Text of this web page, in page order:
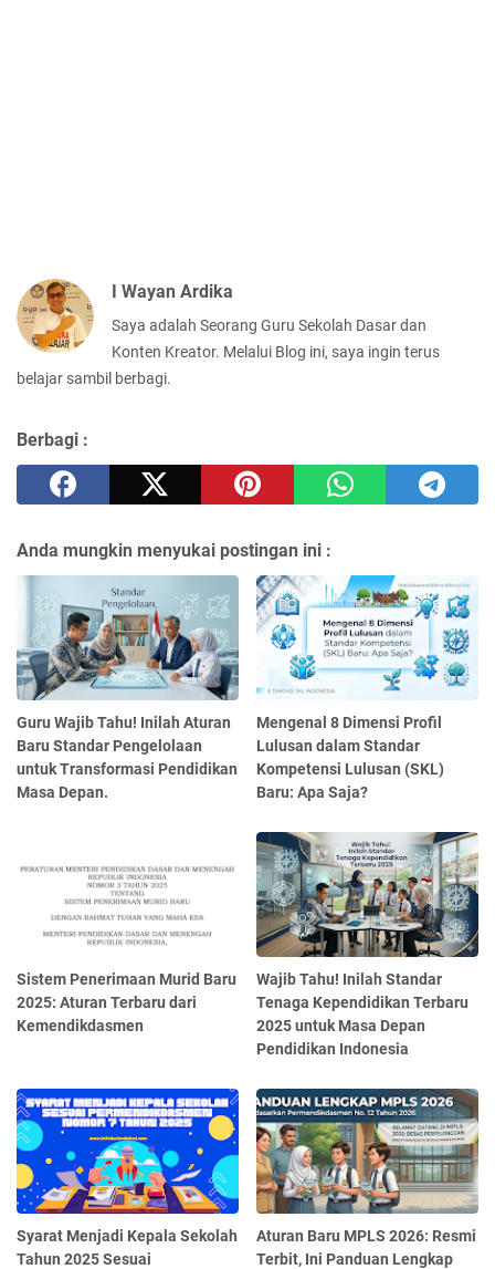
I Wayan Ardika
Saya adalah Seorang Guru Sekolah Dasar dan
Konten Kreator. Melalui Blog ini, saya ingin terus
belajar sambil berbagi.
Berbagi :
Anda mungkin menyukai postingan ini :
Guru Wajib Tahu! Inilah Aturan
Baru Standar Pengelolaan
untuk Transformasi Pendidikan
Masa Depan.
Mengenal 8 Dimensi Profil
Lulusan dalam Standar
Kompetensi Lulusan (SKL)
Baru: Apa Saja?
Sistem Penerimaan Murid Baru
2025: Aturan Terbaru dari
Kemendikdasmen
Wajib Tahu! Inilah Standar
Tenaga Kependidikan Terbaru
2025 untuk Masa Depan
Pendidikan Indonesia
Syarat Menjadi Kepala Sekolah
Tahun 2025 Sesuai
Aturan Baru MPLS 2026: Resmi
Terbit, Ini Panduan Lengkap